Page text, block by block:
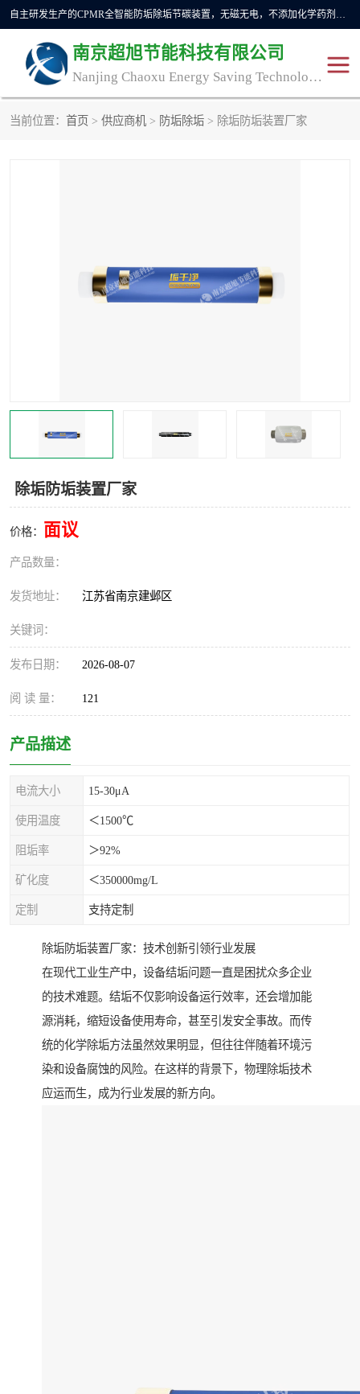
自主研发生产的CPMR全智能防垢除垢节碳装置，无磁无电，不添加化学药剂，*了国内纯物理除垢技术领域空白，其性能处于国际领先水平。广泛应用于石油炼化、钢铁冶炼、电力、煤矿、化工、供暖、压铸、汽车制造、涉水家电等行业。
南京超旭节能科技有限公司
Nanjing Chaoxu Energy Saving Technology Co., Ltd
当前位置： 首页 > 供应商机 > 防垢除垢 > 除垢防垢装置厂家
除垢防垢装置厂家
价格： 面议
产品数量：
发货地址： 江苏省南京建邺区
关键词：
发布日期： 2026-08-07
阅 读 量： 121
产品描述
电流大小 15-30μA
使用温度 ＜1500℃
阻垢率 ＞92%
矿化度 ＜350000mg/L
定制 支持定制
除垢防垢装置厂家：技术创新引领行业发展
在现代工业生产中，设备结垢问题一直是困扰众多企业
的技术难题。结垢不仅影响设备运行效率，还会增加能
源消耗，缩短设备使用寿命，甚至引发安全事故。而传
统的化学除垢方法虽然效果明显，但往往伴随着环境污
染和设备腐蚀的风险。在这样的背景下，物理除垢技术
应运而生，成为行业发展的新方向。
CPMR商用防垢器/家用防